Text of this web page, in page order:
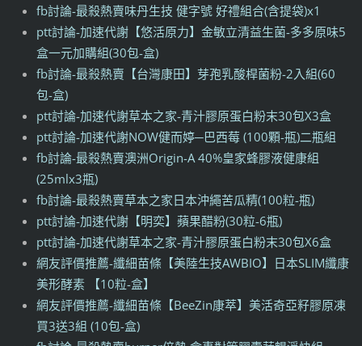
fb討論-最殺熱賣味丹生技 健字號 好禮組合(含提袋)x1
ptt討論-加速代謝【悠活原力】金敏立清益生菌-多多原味5
盒一元加購組(30包-盒)
fb討論-最殺熱賣【台灣康田】芽孢乳酸桿菌粉-2入組(60
包-盒)
ptt討論-加速代謝草本之家-青汁膠原蛋白粉末30包X3盒
ptt討論-加速代謝NOW健而婷─巴西莓 (100顆-瓶)二瓶組
fb討論-最殺熱賣澳洲Origin-A 40%皇家蜂膠液健康組
(25mlx3瓶)
fb討論-最殺熱賣草本之家日本沖繩苦瓜精(100粒-瓶)
ptt討論-加速代謝【明奕】蘋果醋粉(30粒-6瓶)
ptt討論-加速代謝草本之家-青汁膠原蛋白粉末30包X6盒
網友評價推薦-纖細苗條【美陸生技AWBIO】日本SLIM纖康
美形酵素 【10粒-盒】
網友評價推薦-纖細苗條【BeeZin康萃】美活奇亞籽膠原凍
買3送3組 (10包-盒)